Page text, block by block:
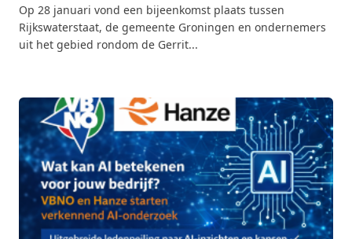
Op 28 januari vond een bijeenkomst plaats tussen
Rijkswaterstaat, de gemeente Groningen en ondernemers
uit het gebied rondom de Gerrit...